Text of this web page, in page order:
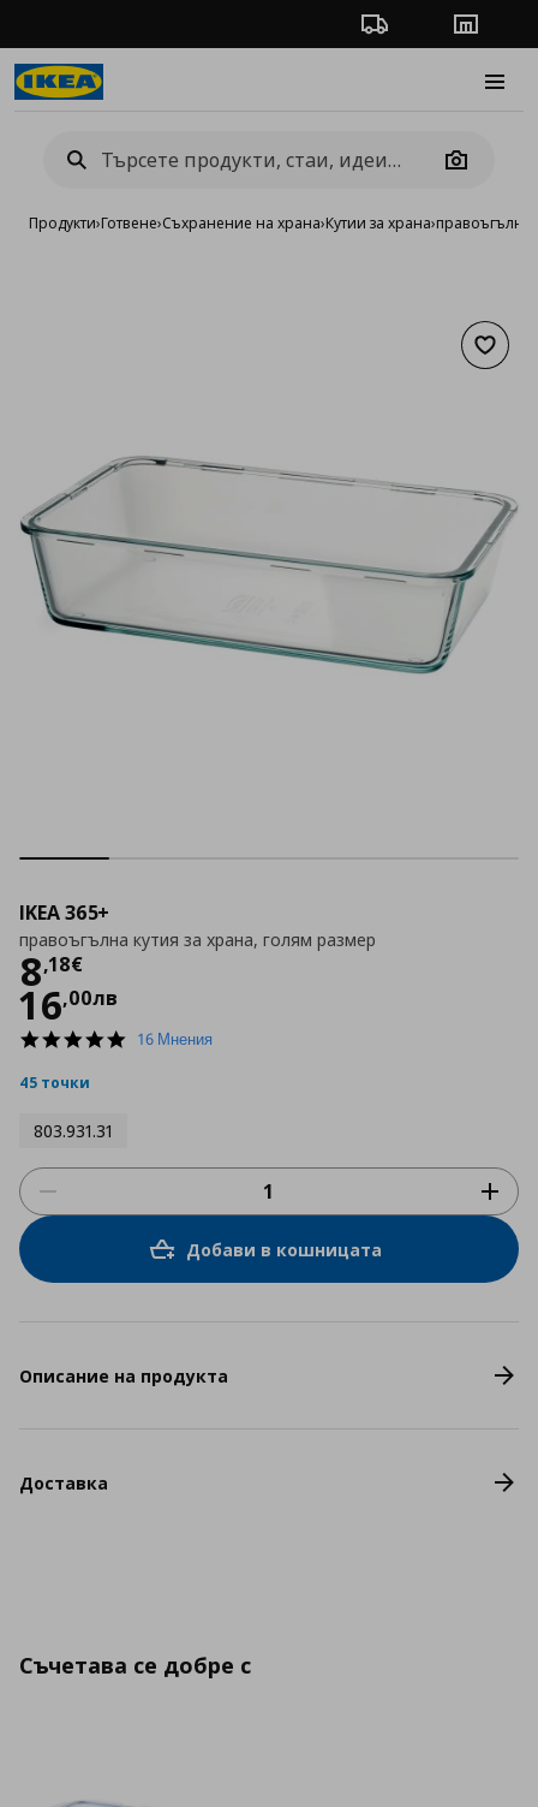
Проследяване на
Camera
Продукти›Готвене›Съхранение на храна›Кутии за храна›правоъгълна
IKEA 365+
правоъгълна кутия за храна, голям размер
8,18€
Цена
16,00лв
5.0
16 Мнения
45 точки
803.931.31
Добави в кошницата
Описание на продукта
Доставка
Съчетава се добре с